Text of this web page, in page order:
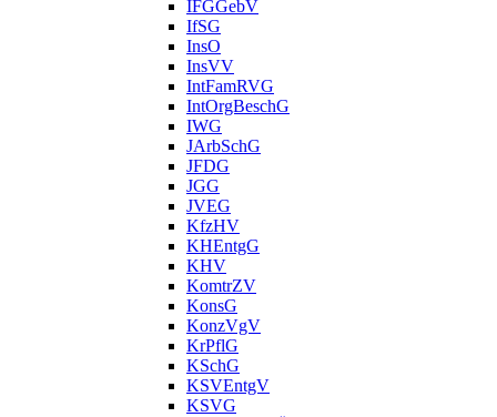
IFGGebV
IfSG
InsO
InsVV
IntFamRVG
IntOrgBeschG
IWG
JArbSchG
JFDG
JGG
JVEG
KfzHV
KHEntgG
KHV
KomtrZV
KonsG
KonzVgV
KrPflG
KSchG
KSVEntgV
KSVG